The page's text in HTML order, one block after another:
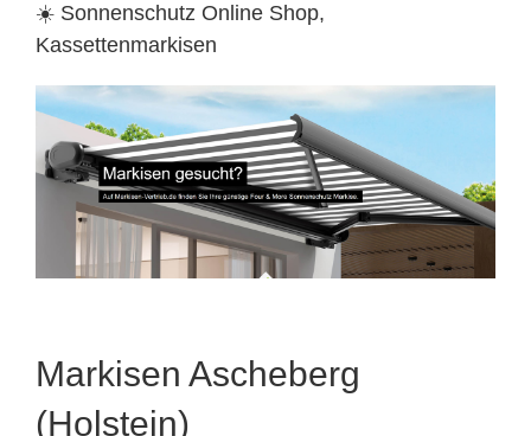
☀️ Sonnenschutz Online Shop,
Kassettenmarkisen
Markisen Ascheberg
(Holstein)